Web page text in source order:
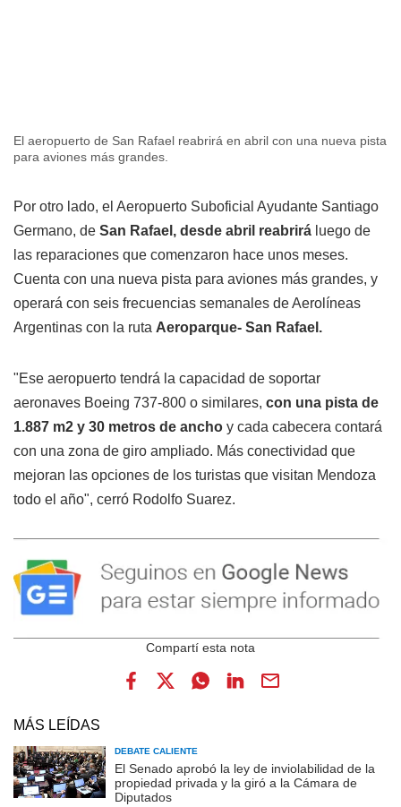
El aeropuerto de San Rafael reabrirá en abril con una nueva pista
para aviones más grandes.
Por otro lado, el Aeropuerto Suboficial Ayudante Santiago
Germano, de San Rafael, desde abril reabrirá luego de
las reparaciones que comenzaron hace unos meses.
Cuenta con una nueva pista para aviones más grandes, y
operará con seis frecuencias semanales de Aerolíneas
Argentinas con la ruta Aeroparque- San Rafael.
"Ese aeropuerto tendrá la capacidad de soportar
aeronaves Boeing 737-800 o similares, con una pista de
1.887 m2 y 30 metros de ancho y cada cabecera contará
con una zona de giro ampliado. Más conectividad que
mejoran las opciones de los turistas que visitan Mendoza
todo el año", cerró Rodolfo Suarez.
MÁS LEÍDAS
DEBATE CALIENTE
El Senado aprobó la ley de inviolabilidad de la
propiedad privada y la giró a la Cámara de
Diputados